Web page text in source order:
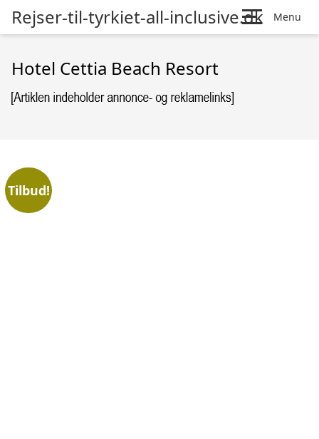
Rejser-til-tyrkiet-all-inclusive.dk Menu
Hotel Cettia Beach Resort
Tilbud!